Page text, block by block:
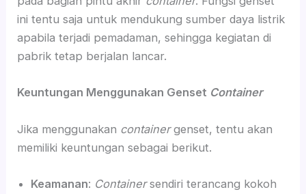
ini tentu saja untuk mendukung sumber daya listrik
apabila terjadi pemadaman, sehingga kegiatan di
pabrik tetap berjalan lancar.
Keuntungan Menggunakan Genset Container
Jika menggunakan containergenset, tentu akan
memiliki keuntungan sebagai berikut.
Keamanan: Containersendiri terancang kokoh